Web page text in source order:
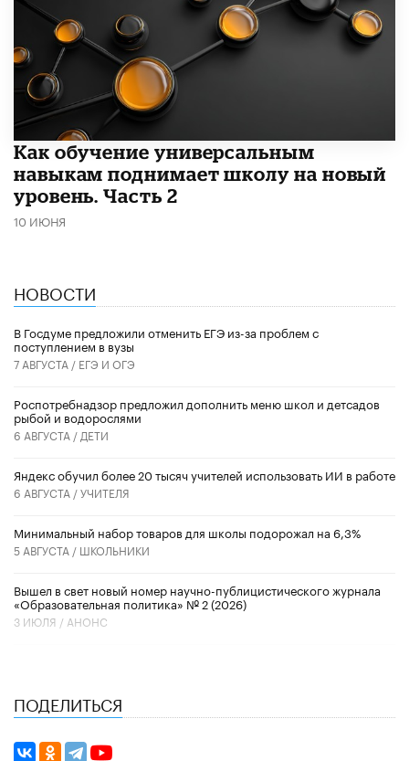
​Как обучение универсальным
навыкам поднимает школу на новый
уровень. Часть 2
10 ИЮНЯ
НОВОСТИ
В Госдуме предложили отменить ЕГЭ из-за проблем с
поступлением в вузы
7 АВГУСТА / ЕГЭ И ОГЭ
Роспотребнадзор предложил дополнить меню школ и детсадов
рыбой и водорослями
6 АВГУСТА / ДЕТИ
​Яндекс обучил более 20 тысяч учителей использовать ИИ в работе
6 АВГУСТА /УЧИТЕЛЯ
Минимальный набор товаров для школы подорожал на 6,3%
5 АВГУСТА / ШКОЛЬНИКИ
Вышел в свет новый номер научно-публицистического журнала
«Образовательная политика» № 2 (2026)
3 ИЮЛЯ / АНОНС
ПОДЕЛИТЬСЯ